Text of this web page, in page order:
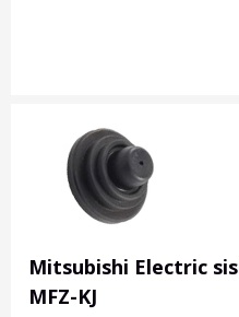
Mitsubishi Electric
MFZ-KJ